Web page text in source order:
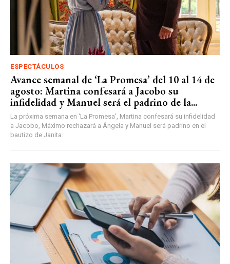
ESPECTÁCULOS
Avance semanal de ‘La Promesa’ del 10 al 14 de
agosto: Martina confesará a Jacobo su
infidelidad y Manuel será el padrino de la...
La próxima semana en 'La Promesa', Martina confesará su infidelidad
a Jacobo, Máximo rechazará a Ángela y Manuel será padrino en el
bautizo de Janita.